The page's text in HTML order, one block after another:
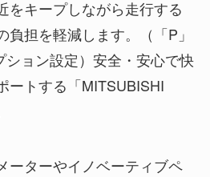
をキープしながら走行する
負担を軽減します。（「P」
ション設定）安全・安心で快
ートする「MITSUBISHI
ーターやイノベーティブペ